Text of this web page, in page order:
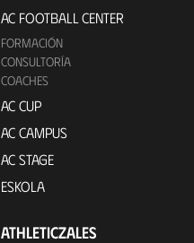
AC FOOTBALL CENTER
FORMACIÓN
CONSULTORÍA
COACHES
AC CUP
AC CAMPUS
AC STAGE
ESKOLA
ATHLETICZALES